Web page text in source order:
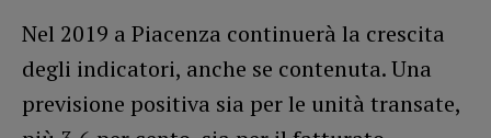
Nel 2019 a Piacenza continuerà la crescita
degli indicatori, anche se contenuta. Una
previsione positiva sia per le unità transate,